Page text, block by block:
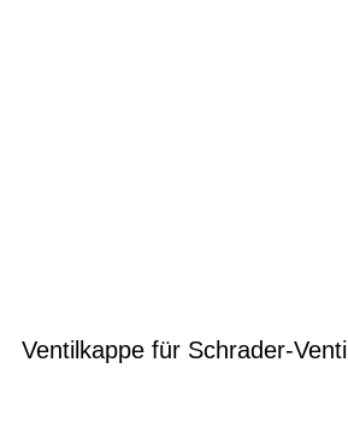
Ventilkappe für Schrader-Ventil